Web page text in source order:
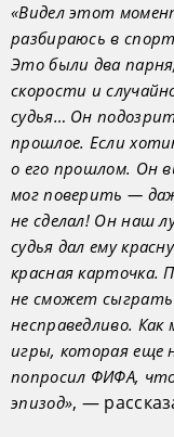
«Видел этот
разбираюсь в
Это были два
скорости и
судья… Он
прошлое. Если
о его прошлом. Он
мог поверить —
не сделал! Он наш
судья дал ему
красная карточка.
не сможет
несправедливо.
игры, которая еще
попросил ФИФА,
эпизод», —